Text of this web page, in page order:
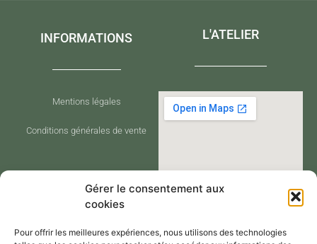
Gérer le consentement aux
cookies
Pour offrir les meilleures expériences, nous utilisons des technologies
INFORMATIONS
Mentions légales
Conditions générales de vente
L'ATELIER